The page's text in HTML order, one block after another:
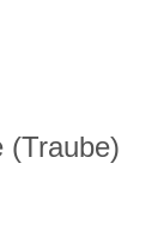
(Traube)